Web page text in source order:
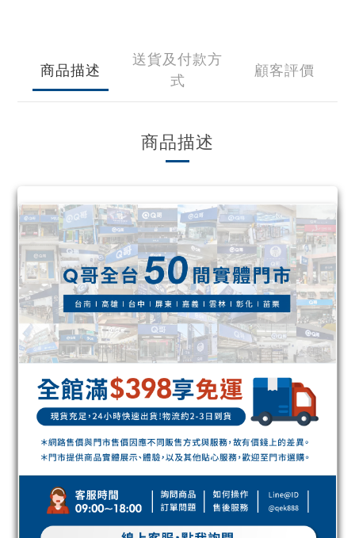
商品描述
送貨及付款方
式
顧客評價
商品描述